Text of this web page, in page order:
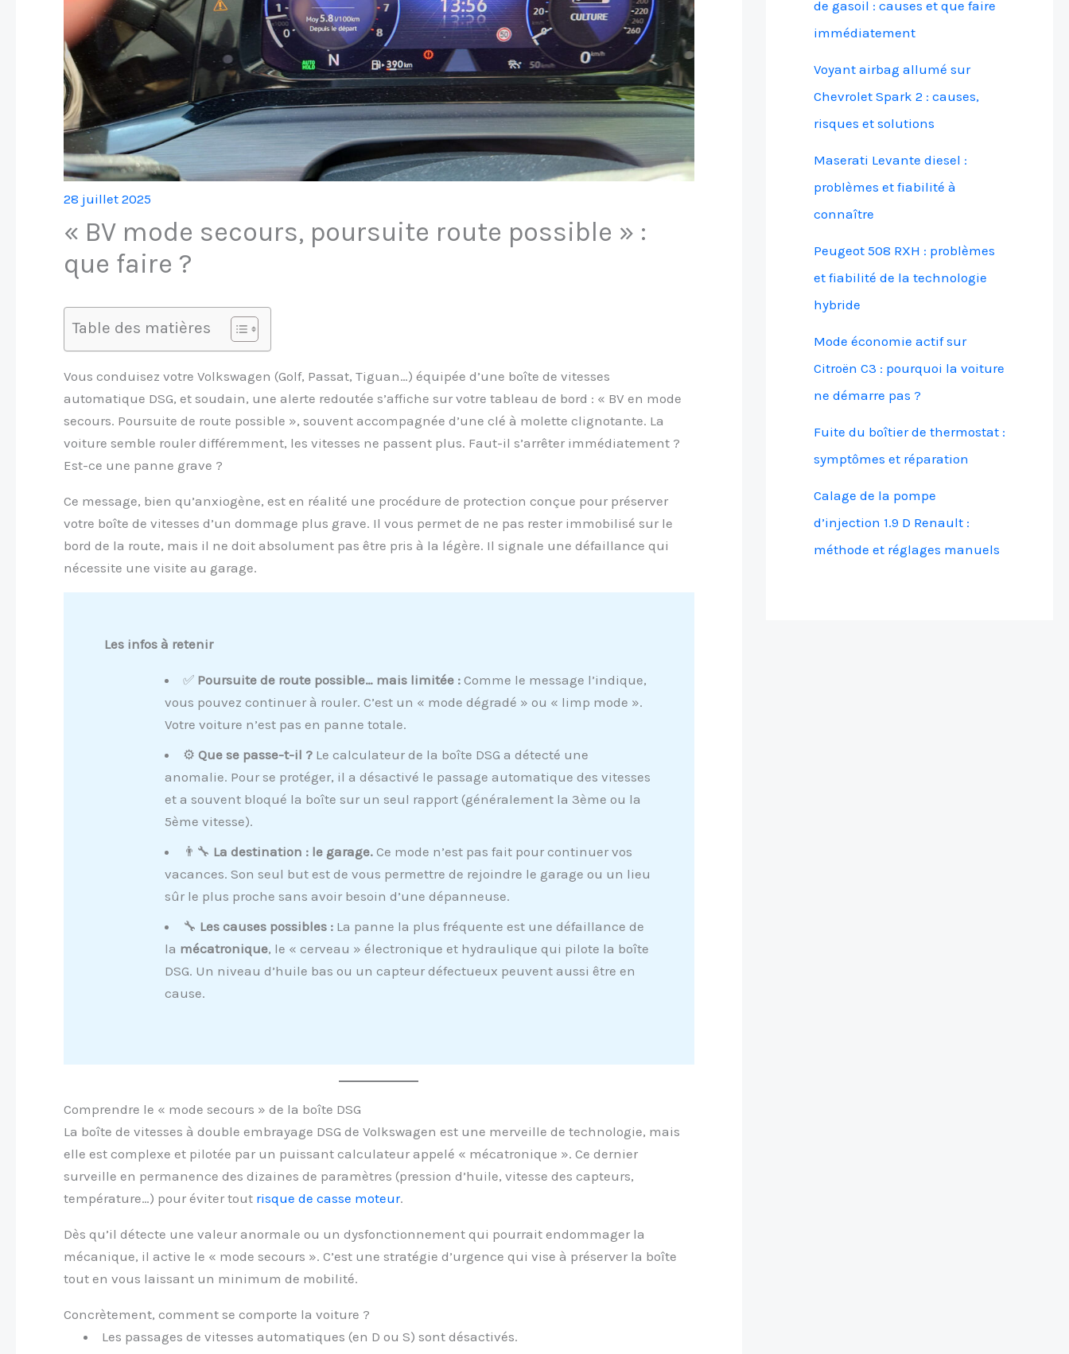
28 juillet 2025
« BV mode secours, poursuite route possible » :
que faire ?
Table des matières
Vous conduisez votre Volkswagen (Golf, Passat, Tiguan…) équipée d’une boîte de vitesses
automatique DSG, et soudain, une alerte redoutée s’affiche sur votre tableau de bord : « BV en mode
secours. Poursuite de route possible », souvent accompagnée d’une clé à molette clignotante. La
voiture semble rouler différemment, les vitesses ne passent plus. Faut-il s’arrêter immédiatement ?
Est-ce une panne grave ?
Ce message, bien qu’anxiogène, est en réalité une procédure de protection conçue pour préserver
votre boîte de vitesses d’un dommage plus grave. Il vous permet de ne pas rester immobilisé sur le
bord de la route, mais il ne doit absolument pas être pris à la légère. Il signale une défaillance qui
nécessite une visite au garage.
Les infos à retenir
✅ Poursuite de route possible… mais limitée : Comme le message l’indique,
vous pouvez continuer à rouler. C’est un « mode dégradé » ou « limp mode ».
Votre voiture n’est pas en panne totale.
⚙️ Que se passe-t-il ? Le calculateur de la boîte DSG a détecté une
anomalie. Pour se protéger, il a désactivé le passage automatique des vitesses
et a souvent bloqué la boîte sur un seul rapport (généralement la 3ème ou la
5ème vitesse).
👨‍🔧 La destination : le garage. Ce mode n’est pas fait pour continuer vos
vacances. Son seul but est de vous permettre de rejoindre le garage ou un lieu
sûr le plus proche sans avoir besoin d’une dépanneuse.
🔧 Les causes possibles : La panne la plus fréquente est une défaillance de
la mécatronique, le « cerveau » électronique et hydraulique qui pilote la boîte
DSG. Un niveau d’huile bas ou un capteur défectueux peuvent aussi être en
cause.
Comprendre le « mode secours » de la boîte DSG
La boîte de vitesses à double embrayage DSG de Volkswagen est une merveille de technologie, mais
elle est complexe et pilotée par un puissant calculateur appelé « mécatronique ». Ce dernier
surveille en permanence des dizaines de paramètres (pression d’huile, vitesse des capteurs,
température…) pour éviter tout risque de casse moteur.
Dès qu’il détecte une valeur anormale ou un dysfonctionnement qui pourrait endommager la
mécanique, il active le « mode secours ». C’est une stratégie d’urgence qui vise à préserver la boîte
tout en vous laissant un minimum de mobilité.
Concrètement, comment se comporte la voiture ?
Les passages de vitesses automatiques (en D ou S) sont désactivés.
de gasoil : causes et que faire
immédiatement
Voyant airbag allumé sur
Chevrolet Spark 2 : causes,
risques et solutions
Maserati Levante diesel :
problèmes et fiabilité à
connaître
Peugeot 508 RXH : problèmes
et fiabilité de la technologie
hybride
Mode économie actif sur
Citroën C3 : pourquoi la voiture
ne démarre pas ?
Fuite du boîtier de thermostat :
symptômes et réparation
Calage de la pompe
d’injection 1.9 D Renault :
méthode et réglages manuels